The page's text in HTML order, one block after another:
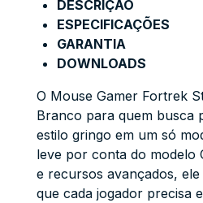
DESCRIÇÃO
ESPECIFICAÇÕES
GARANTIA
DOWNLOADS
O Mouse Gamer Fortrek
Branco para quem busca
estilo gringo em um só
leve por conta do modelo
e recursos avançados,
que cada jogador precisa